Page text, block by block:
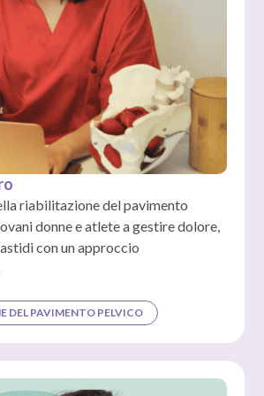
riabilitazione del pavimento
donne e atlete a gestire dolore,
con un approccio
DEL PAVIMENTO PELVICO